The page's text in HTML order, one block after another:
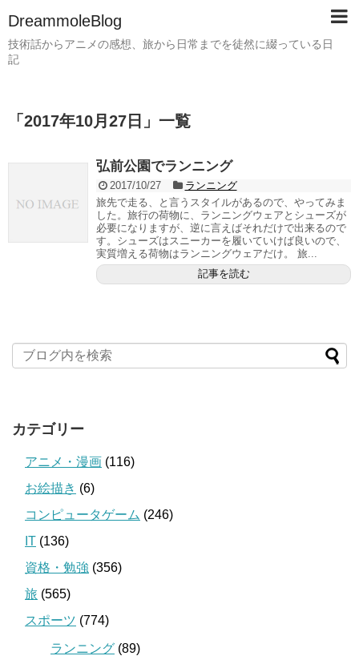
DreammoleBlog
技術話からアニメの感想、旅から日常までを徒然に綴っている日
記
「 2017年10月27日 」 一覧
弘前公園でランニング
2017/10/27
ランニング
旅先で走る、と言うスタイルがあるので、やってみま
した。旅行の荷物に、ランニングウェアとシューズが
必要になりますが、逆に言えばそれだけで出来るので
す。シューズはスニーカーを履いていけば良いので、
実質増える荷物はランニングウェアだけ。 旅...
記事を読む
カテゴリー
アニメ・漫画 (116)
お絵描き (6)
コンピュータゲーム (246)
IT (136)
資格・勉強 (356)
旅 (565)
スポーツ (774)
ランニング (89)